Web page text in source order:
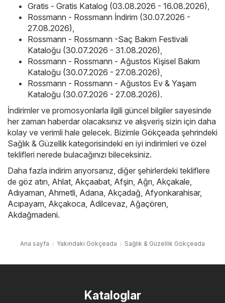
Gratis - Gratis Katalog (03.08.2026 - 16.08.2026)
Rossmann - Rossmann İndirim (30.07.2026 -
27.08.2026)
Rossmann - Rossmann -Saç Bakım Festivali
Kataloğu (30.07.2026 - 31.08.2026)
Rossmann - Rossmann - Ağustos Kişisel Bakım
Kataloğu (30.07.2026 - 27.08.2026)
Rossmann - Rossmann - Ağustos Ev & Yaşam
Kataloğu (30.07.2026 - 27.08.2026).
İndirimler ve promosyonlarla ilgili güncel bilgiler sayesinde
her zaman haberdar olacaksınız ve alışveriş sizin için daha
kolay ve verimli hale gelecek. Bizimle Gökçeada şehrindeki
Sağlık & Güzellik kategorisindeki en iyi indirimleri ve özel
teklifleri nerede bulacağınızı bileceksiniz.
Daha fazla indirim arıyorsanız, diğer şehirlerdeki tekliflere
de göz atın, Ahlat Akçaabat Afşin Ağrı Akçakale
Adıyaman Ahmetli Adana Akçadağ Afyonkarahisar,
Acıpayam Akçakoca Adilcevaz Ağaçören
Akdağmadeni.
Ana sayfa Yakındaki Gökçeada Sağlık & Güzellik Gökçeada
Kataloglar